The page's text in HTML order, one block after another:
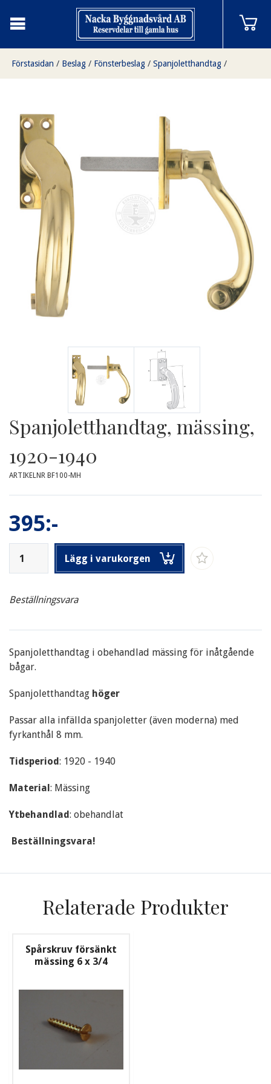
Förstasidan / Beslag / Fönsterbeslag / Spanjoletthandtag /
Spanjoletthandtag, mässing,
1920-1940
ARTIKELNR BF100-MH
395:-
Lägg i varukorgen
Beställningsvara
Spanjoletthandtag i obehandlad mässing för inåtgående
bågar.
Spanjoletthandtag höger
Passar alla infällda spanjoletter (även moderna) med
fyrkanthål 8 mm.
Tidsperiod: 1920 - 1940
Material: Mässing
Ytbehandlad: obehandlat
Beställningsvara!
Relaterade Produkter
Spårskruv försänkt
mässing 6 x 3/4